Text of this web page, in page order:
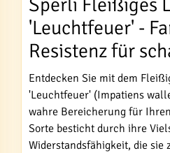
Sperli Fleißiges
'Leuchtfeuer' -
Resistenz für
Entdecken Sie mit dem
'Leuchtfeuer' (Impatiens
wahre Bereicherung für
Sorte besticht durch ihre
Widerstandsfähigkeit, die sie